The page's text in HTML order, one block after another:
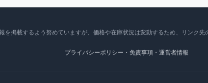
を掲載するよう努めていますが、価格や在庫状況は変動するため、リンク先
プライバシーポリシー・免責事項・運営者情報